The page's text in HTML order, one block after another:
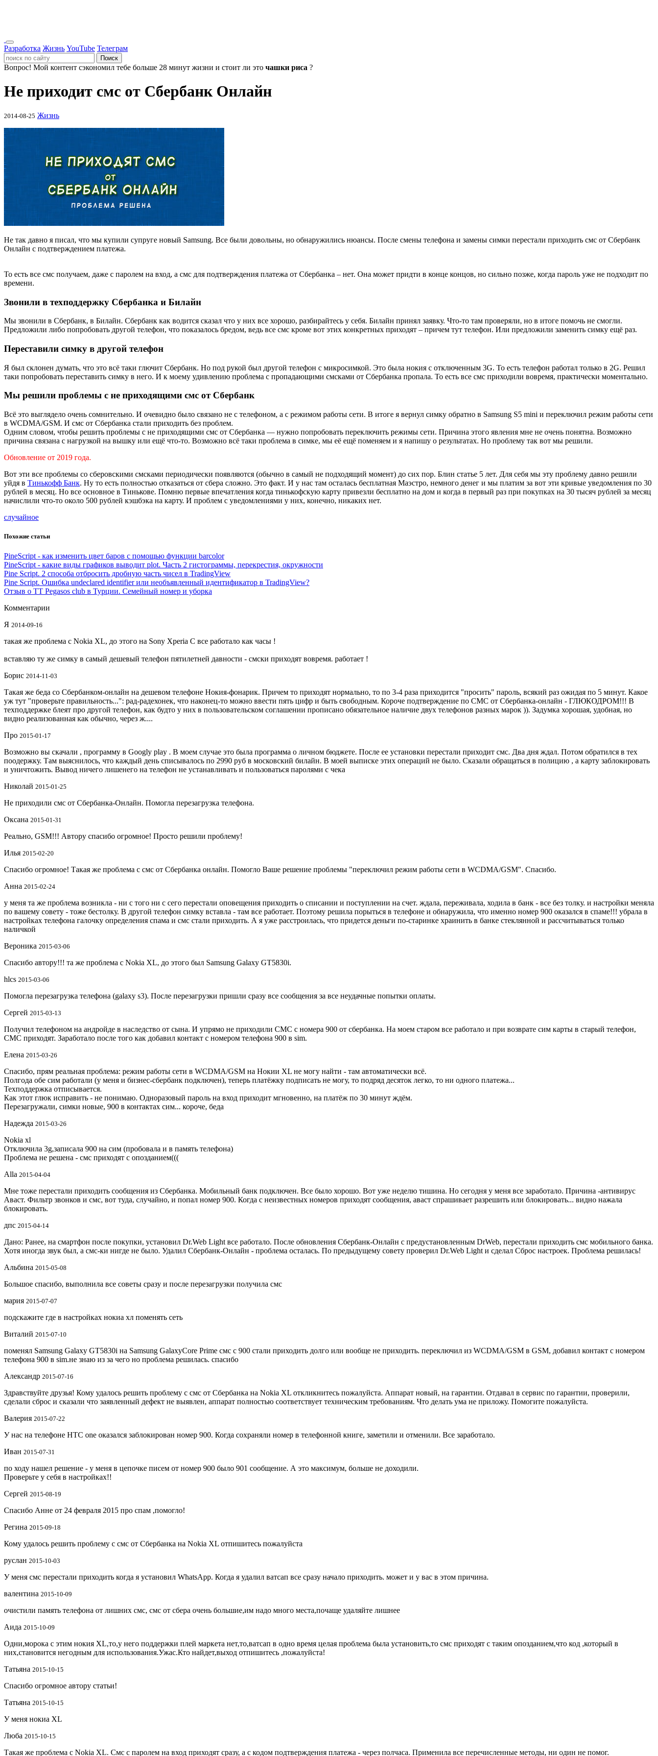
Разработка Жизнь YouTube Телеграм
Поиск
Вопрос! Мой контент сэкономил тебе больше 28 минут жизни и стоит ли это чашки риса ?
Не приходит смс от Сбербанк Онлайн
2014-08-25 Жизнь
Не так давно я писал, что мы купили супруге новый Samsung. Все были довольны, но обнаружились нюансы. После смены телефона и замены симки перестали приходить смс от Сбербанк
Онлайн с подтверждением платежа.
То есть все смс получаем, даже с паролем на вход, а смс для подтверждения платежа от Сбербанка – нет. Она может придти в конце концов, но сильно позже, когда пароль уже не подходит по
времени.
Звонили в техподдержку Сбербанка и Билайн
Мы звонили в Сбербанк, в Билайн. Сбербанк как водится сказал что у них все хорошо, разбирайтесь у себя. Билайн принял заявку. Что-то там проверяли, но в итоге помочь не смогли.
Предложили либо попробовать другой телефон, что показалось бредом, ведь все смс кроме вот этих конкретных приходят – причем тут телефон. Или предложили заменить симку ещё раз.
Переставили симку в другой телефон
Я был склонен думать, что это всё таки глючит Сбербанк. Но под рукой был другой телефон с микросимкой. Это была нокия с отключенным 3G. То есть телефон работал только в 2G. Решил
таки попробовать переставить симку в него. И к моему удивлению проблема с пропадающими смсками от Сбербанка пропала. То есть все смс приходили вовремя, практически моментально.
Мы решили проблемы с не приходящими смс от Сбербанк
Всё это выглядело очень сомнительно. И очевидно было связано не с телефоном, а с режимом работы сети. В итоге я вернул симку обратно в Samsung S5 mini и переключил режим работы сети
в WCDMA/GSM. И смс от Сбербанка стали приходить без проблем.
Одним словом, чтобы решить проблемы с не приходящими смс от Сбербанка — нужно попробовать переключить режимы сети. Причина этого явления мне не очень понятна. Возможно
причина связана с нагрузкой на вышку или ещё что-то. Возможно всё таки проблема в симке, мы её ещё поменяем и я напишу о результатах. Но проблему так вот мы решили.
Обновление от 2019 года.
Вот эти все проблемы со сберовскими смсками периодически появляются (обычно в самый не подходящий момент) до сих пор. Блин статье 5 лет. Для себя мы эту проблему давно решили
уйдя в Тинькофф Банк. Ну то есть полностью отказаться от сбера сложно. Это факт. И у нас там осталась бесплатная Маэстро, немного денег и мы платим за вот эти кривые уведомления по 30
рублей в месяц. Но все основное в Тинькове. Помню первые впечатления когда тинькофскую карту привезли бесплатно на дом и когда в первый раз при покупках на 30 тысяч рублей за месяц
начислили что-то около 500 рублей кэшбэка на карту. И проблем с уведомлениями у них, конечно, никаких нет.
случайное
Похожие статьи
PineScript - как изменить цвет баров с помощью функции barcolor
PineScript - какие виды графиков выводит plot. Часть 2 гистограммы, перекрестия, окружности
Pine Script. 2 способа отбросить дробную часть чисел в TradingView
Pine Script. Ошибка undeclared identifier или необъявленный идентификатор в TradingView?
Отзыв о TT Pegasos club в Турции. Семейный номер и уборка
Комментарии
Я 2014-09-16
такая же проблема с Nokia XL, до этого на Sony Xperia C все работало как часы !
вставляю ту же симку в самый дешевый телефон пятилетней давности - смски приходят вовремя. работает !
Борис 2014-11-03
Такая же беда со Сбербанком-онлайн на дешевом телефоне Нокия-фонарик. Причем то приходят нормально, то по 3-4 раза приходится "просить" пароль, всякий раз ожидая по 5 минут. Какое
уж тут "проверьте правильность...": рад-радехонек, что наконец-то можно ввести пять цифр и быть свободным. Короче подтверждение по СМС от Сбербанка-онлайн - ГЛЮКОДРОМ!!! В
техподдержке блеят про другой телефон, как будто у них в пользовательском соглашении прописано обязательное наличие двух телефонов разных марок )). Задумка хорошая, удобная, но
видно реализованная как обычно, через ж....
Про 2015-01-17
Возможно вы скачали , программу в Googlу play . В моем случае это была программа о личном бюджете. После ее установки перестали приходит смс. Два дня ждал. Потом обратился в тех
поодержку. Там выяснилось, что каждый день списывалось по 2990 руб в московский билайн. В моей выписке этих операций не было. Сказали обращаться в полицию , а карту заблокировать
и уничтожить. Вывод ничего лишенего на телефон не устанавливать и пользоваться паролями с чека
Николай 2015-01-25
Не приходили смс от Сбербанка-Онлайн. Помогла перезагрузка телефона.
Оксана 2015-01-31
Реально, GSM!!! Автору спасибо огромное! Просто решили проблему!
Илья 2015-02-20
Спасибо огромное! Такая же проблема с смс от Сбербанка онлайн. Помогло Ваше решение проблемы "переключил режим работы сети в WCDMA/GSM". Спасибо.
Анна 2015-02-24
у меня та же проблема возникла - ни с того ни с сего перестали оповещения приходить о списании и поступлении на счет. ждала, переживала, ходила в банк - все без толку. и настройки меняла
по вашему совету - тоже бестолку. В другой телефон симку вставла - там все работает. Поэтому решила порыться в телефоне и обнаружила, что именно номер 900 оказался в спаме!!! убрала в
настройках телефона галочку определения спама и смс стали приходить. А я уже расстроилась, что придется деньги по-старинке храинить в банке стеклянной и рассчитываться только
наличкой
Вероника 2015-03-06
Спасибо автору!!! та же проблема с Nokia XL, до этого был Samsung Galaxy GT5830i.
hlcs 2015-03-06
Помогла перезагрузка телефона (galaxy s3). После перезагрузки пришли сразу все сообщения за все неудачные попытки оплаты.
Сергей 2015-03-13
Получил телефоном на андройде в наследство от сына. И упрямо не приходили СМС с номера 900 от сбербанка. На моем старом все работало и при возврате сим карты в старый телефон,
СМС приходят. Заработало после того как добавил контакт с номером телефона 900 в sim.
Елена 2015-03-26
Спасибо, прям реальная проблема: режим работы сети в WCDMA/GSM на Нокии XL не могу найти - там автоматически всё.
Полгода обе сим работали (у меня и бизнес-сбербанк подключен), теперь платёжку подписать не могу, то подряд десяток легко, то ни одного платежа...
Техподдержка отписывается.
Как этот глюк исправить - не понимаю. Одноразовый пароль на вход приходит мгновенно, на платёж по 30 минут ждём.
Перезагружали, симки новые, 900 в контактах сим... короче, беда
Надежда 2015-03-26
Nokia xl
Отключила 3g,записала 900 на сим (пробовала и в память телефона)
Проблема не решена - смс приходят с опозданием(((
Alla 2015-04-04
Мне тоже перестали приходить сообщения из Сбербанка. Мобильный банк подключен. Все было хорошо. Вот уже неделю тишина. Но сегодня у меня все заработало. Причина -антивирус
Аваст. Фильтр звонков и смс, вот туда, случайно, и попал номер 900. Когда с неизвестных номеров приходят сообщения, аваст спрашивает разрешить или блокировать... видно нажала
блокировать.
дпс 2015-04-14
Дано: Ранее, на смартфон после покупки, установил Dr.Web Light все работало. После обновления Сбербанк-Онлайн с предустановленным DrWeb, перестали приходить смс мобильного банка.
Хотя иногда звук был, а смс-ки нигде не было. Удалил Сбербанк-Онлайн - проблема осталась. По предыдущему совету проверил Dr.Web Light и сделал Сброс настроек. Проблема решилась!
Альбина 2015-05-08
Большое спасибо, выполнила все советы сразу и после перезагрузки получила смс
мария 2015-07-07
подскажите где в настройках нокиа хл поменять сеть
Виталий 2015-07-10
поменял Samsung Galaxy GT5830i на Samsung GalaxyCore Prime смс с 900 стали приходить долго или вообще не приходить. переключил из WCDMA/GSM в GSM, добавил контакт с номером
телефона 900 в sim.не знаю из за чего но проблема решилась. спасибо
Александр 2015-07-16
Здравствуйте друзья! Кому удалось решить проблему с смс от Сбербанка на Nokia XL откликнитесь пожалуйста. Аппарат новый, на гарантии. Отдавал в сервис по гарантии, проверили,
сделали сброс и сказали что заявленный дефект не выявлен, аппарат полностью соответствует техническим требованиям. Что делать ума не приложу. Помогите пожалуйста.
Валерия 2015-07-22
У нас на телефоне HTC one оказался заблокирован номер 900. Когда сохраняли номер в телефонной книге, заметили и отменили. Все заработало.
Иван 2015-07-31
по ходу нашел решение - у меня в цепочке писем от номер 900 было 901 сообщение. А это максимум, больше не доходили.
Проверьте у себя в настройках!!
Сергей 2015-08-19
Спасибо Анне от 24 февраля 2015 про спам ,помогло!
Регина 2015-09-18
Кому удалось решить проблему с смс от Сбербанка на Nokia XL отпишитесь пожалуйста
руслан 2015-10-03
У меня смс перестали приходить когда я установил WhatsApp. Когда я удалил ватсап все сразу начало приходить. может и у вас в этом причина.
валентина 2015-10-09
очистили память телефона от лишних смс, смс от сбера очень большие,им надо много места,почаще удаляйте лишнее
Аида 2015-10-09
Одни,морока с этим нокия XL,то,у него поддержки плей маркета нет,то,ватсап в одно время целая проблема была установить,то смс приходят с таким опозданием,что код ,который в
них,становится негодным для использования.Ужас.Кто найдет,выход отпишитесь ,пожалуйста!
Татьяна 2015-10-15
Спасибо огромное автору статьи!
Татьяна 2015-10-15
У меня нокиа XL
Люба 2015-10-15
Такая же проблема с Nokia XL. Смс с паролем на вход приходят сразу, а с кодом подтверждения платежа - через полчаса. Применила все перечисленные методы, ни один не помог.